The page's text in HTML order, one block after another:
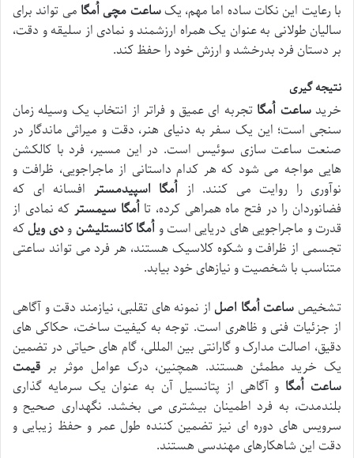
با رعایت این نکات ساده اما مهم، یکساعت مچی اُمگا می تواند برای
سالیان طولانی به عنوان یک همراه ارزشمند و نمادی از سلیقه و دقت،
بر دستان فرد بدرخشد و ارزش خود را حفظ کند.
نتیجه گیری
خریدساعت اُمگا تجربه ای عمیق و فراتر از انتخاب یک وسیله زمان
سنجی است؛ این یک سفر به دنیای هنر، دقت و میراثی ماندگار در
صنعت ساعت سازی سوئیس است. در این مسیر، فرد با کالکشن
هایی مواجه می شود که هر کدام داستانی از ماجراجویی، ظرافت و
نوآوری را روایت می کنند. از اُمگا اسپیدمستر افسانه ای که
فضانوردان را در فتح ماه همراهی کرده، تا اُمگا سیمستر که نمادی از
قدرت و ماجراجویی های دریایی است و اُمگا کانستلیشنودی ویلکه
تجسمی از ظرافت و شکوه کلاسیک هستند، هر فرد می تواند ساعتی
متناسب با شخصیت و نیازهای خود بیابد.
تشخیصساعت اُمگا اصل از نمونه های تقلبی، نیازمند دقت و آگاهی
از جزئیات فنی و ظاهری است. توجه به کیفیت ساخت، حکاکی های
دقیق، اصالت مدارک و گارانتی بین المللی، گام های حیاتی در تضمین
یک خرید مطمئن هستند. همچنین، درک عوامل موثر بر قیمت
ساعت اُمگا و آگاهی از پتانسیل آن به عنوان یک سرمایه گذاری
بلندمدت، به فرد اطمینان بیشتری می بخشد. نگهداری صحیح و
سرویس های دوره ای نیز تضمین کننده طول عمر و حفظ زیبایی و
دقت این شاهکارهای مهندسی هستند.